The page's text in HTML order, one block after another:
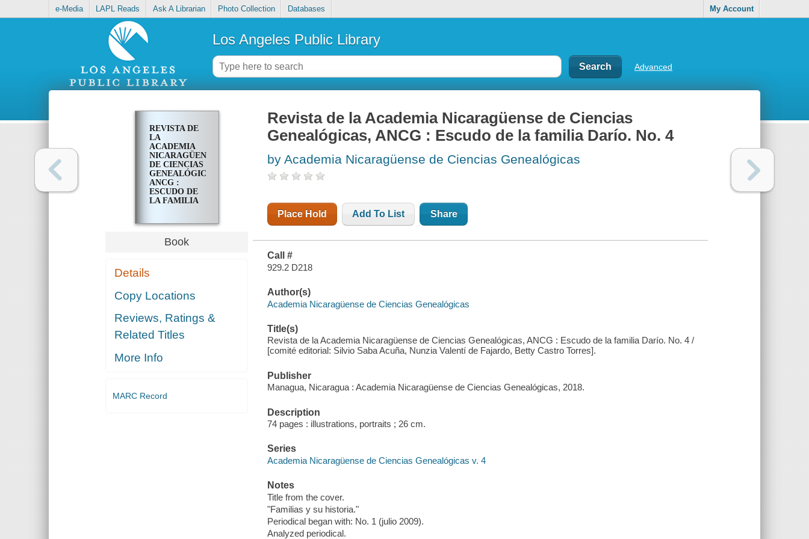
e-Media LAPL Reads Ask A Librarian Photo Collection Databases My Account
Los Angeles Public Library
Advanced
REVISTA DE
LA
ACADEMIA
NICARAGÜENSE
DE CIENCIAS
GENEALÓGICAS,
ANCG :
ESCUDO DE
LA FAMILIA
Book
Details
Copy Locations
Reviews, Ratings &
Related Titles
More Info
MARC Record
Revista de la Academia Nicaragüense de Ciencias
Genealógicas, ANCG : Escudo de la familia Darío. No. 4
by Academia Nicaragüense de Ciencias Genealógicas
Place Hold Add To List Share
Call #
929.2 D218
Author(s)
Academia Nicaragüense de Ciencias Genealógicas
Title(s)
Revista de la Academia Nicaragüense de Ciencias Genealógicas, ANCG : Escudo de la familia Darío. No. 4 /
[comité editorial: Silvio Saba Acuña, Nunzia Valentí de Fajardo, Betty Castro Torres].
Publisher
Managua, Nicaragua : Academia Nicaragüense de Ciencias Genealógicas, 2018.
Description
74 pages : illustrations, portraits ; 26 cm.
Series
Academia Nicaragüense de Ciencias Genealógicas v. 4
Notes
Title from the cover.
"Familias y su historia."
Periodical began with: No. 1 (julio 2009).
Analyzed periodical.